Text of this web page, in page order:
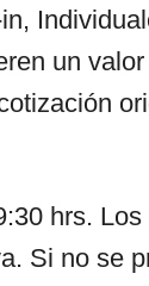
un
hrs.
Si no se